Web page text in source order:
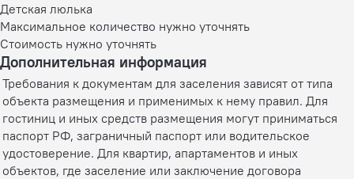
Детская люлька
Максимальное количество нужно уточнять
Стоимость нужно уточнять
Дополнительная информация
Требования к документам для заселения зависят от типа
объекта размещения и применимых к нему правил. Для
гостиниц и иных средств размещения могут приниматься
паспорт РФ, заграничный паспорт или водительское
удостоверение. Для квартир, апартаментов и иных
объектов, где заселение или заключение договора